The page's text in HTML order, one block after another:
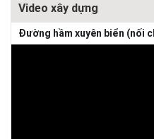
Video xây dựng
Đường hầm xuyên biển (nối